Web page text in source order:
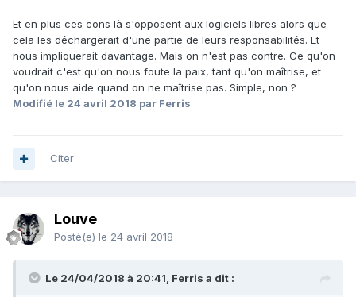
Et en plus ces cons là s'opposent aux logiciels libres alors que
cela les déchargerait d'une partie de leurs responsabilités. Et
nous impliquerait davantage. Mais on n'est pas contre. Ce qu'on
voudrait c'est qu'on nous foute la paix, tant qu'on maîtrise, et
qu'on nous aide quand on ne maîtrise pas. Simple, non ?
Modifié le 24 avril 2018 par Ferris
Citer
Louve
Posté(e) le 24 avril 2018
Le 24/04/2018 à 20:41, Ferris a dit :